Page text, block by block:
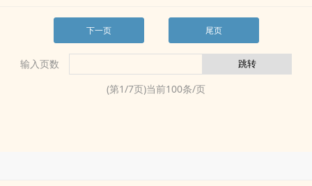
下一页 尾页
输入页数
(第1/7页)当前100条/页